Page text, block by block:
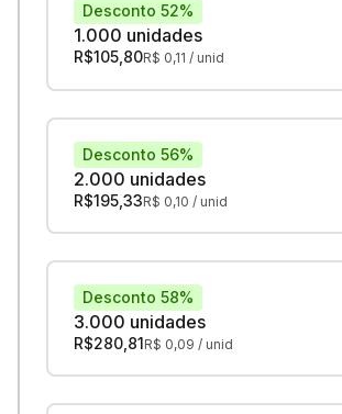
1.000 unidades
Desconto 52%
R$105,80R$ 0,11 / unid
2.000 unidades
Desconto 56%
R$195,33R$ 0,10 / unid
3.000 unidades
Desconto 58%
R$280,81R$ 0,09 / unid